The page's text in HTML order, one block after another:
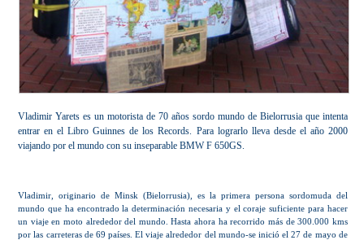
Vladimir Yarets es un motorista de 70 años sordo mundo de Bielorrusia que intenta
entrar en el Libro Guinnes de los Records. Para lograrlo lleva desde el año 2000
viajando por el mundo con su inseparable BMW F 650GS.
Vladimir, originario de Minsk (Bielorrusia), es la primera persona sordomuda del
mundo que ha encontrado la determinación necesaria y el coraje suficiente para hacer
un viaje en moto alrededor del mundo. Hasta ahora ha recorrido más de 300.000 kms
por las carreteras de 69 países. El viaje alrededor del mundo-se inició el 27 de mayo de